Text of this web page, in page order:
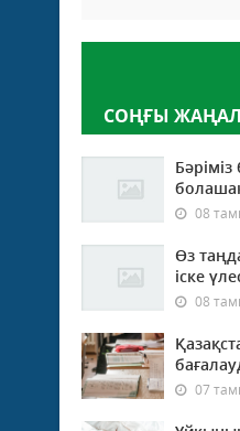
СОҢҒЫ
Бәріміз
08
Өз
іске
08
07